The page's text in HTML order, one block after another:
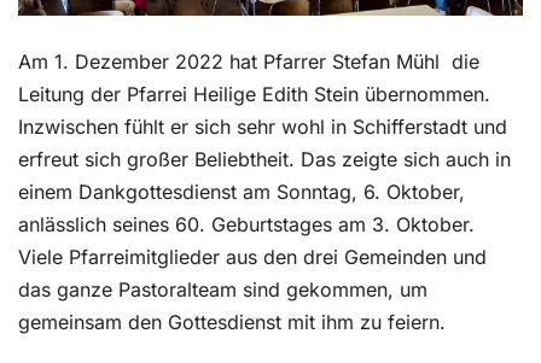
Am 1. Dezember 2022 hat Pfarrer Stefan Mühl die
Leitung der Pfarrei Heilige Edith Stein übernommen.
Inzwischen fühlt er sich sehr wohl in Schifferstadt und
erfreut sich großer Beliebtheit. Das zeigte sich auch in
einem Dankgottesdienst am Sonntag, 6. Oktober,
anlässlich seines 60. Geburtstages am 3. Oktober.
Viele Pfarreimitglieder aus den drei Gemeinden und
das ganze Pastoralteam sind gekommen, um
gemeinsam den Gottesdienst mit ihm zu feiern.